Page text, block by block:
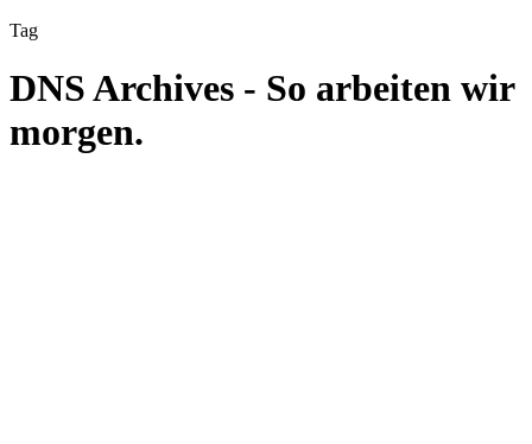
Tag
DNS Archives - So arbeiten wir
morgen.